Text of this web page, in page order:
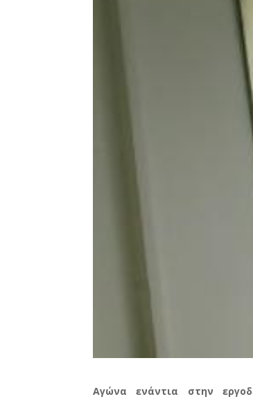
Αγώνα ενάντια στην